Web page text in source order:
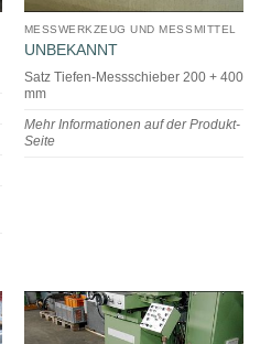
MESSWERKZEUG UND MESSMITTEL
UNBEKANNT
Satz Tiefen-Messschieber 200 + 400
mm
Mehr Informationen auf der Produkt-
Seite